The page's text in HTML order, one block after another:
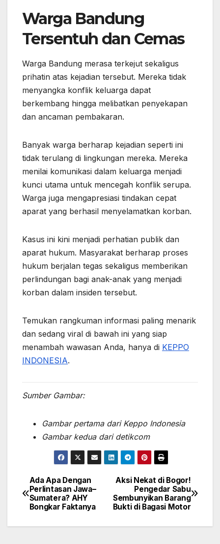
Warga Bandung
Tersentuh dan Cemas
Warga Bandung merasa terkejut sekaligus
prihatin atas kejadian tersebut. Mereka tidak
menyangka konflik keluarga dapat
berkembang hingga melibatkan penyekapan
dan ancaman pembakaran.
Banyak warga berharap kejadian seperti ini
tidak terulang di lingkungan mereka. Mereka
menilai komunikasi dalam keluarga menjadi
kunci utama untuk mencegah konflik serupa.
Warga juga mengapresiasi tindakan cepat
aparat yang berhasil menyelamatkan korban.
Kasus ini kini menjadi perhatian publik dan
aparat hukum. Masyarakat berharap proses
hukum berjalan tegas sekaligus memberikan
perlindungan bagi anak-anak yang menjadi
korban dalam insiden tersebut.
Temukan rangkuman informasi paling menarik
dan sedang viral di bawah ini yang siap
menambah wawasan Anda, hanya di KEPPO
INDONESIA.
Sumber Gambar:
Gambar pertama dari Keppo Indonesia
Gambar kedua dari detikcom
Post
navigation
Aksi Nekat di Bogor!
Pengedar Sabu
Sembunyikan Barang
Bukti di Bagasi Motor
Ada Apa Dengan
Perlintasan Jawa–
Sumatera? AHY
Bongkar Faktanya